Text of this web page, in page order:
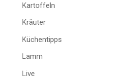
Kartoffeln
Kräuter
Küchentipps
Lamm
Live